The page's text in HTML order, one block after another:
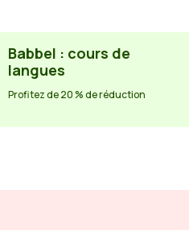
Babbel : cours de
langues
Profitez de 20 % de réduction